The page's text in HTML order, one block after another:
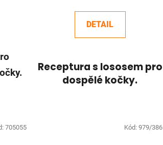
DETAIL
Receptura s lososem pro
dospělé kočky.
705055 Kód: 979/386